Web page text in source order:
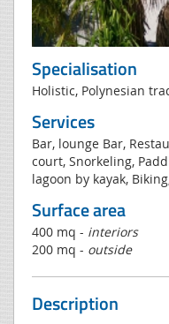
Specialisation
Holistic, Polynesian
Services
Bar, lounge Bar,
court, Snorkeling,
lagoon by kayak,
Surface area
400 mq - interiors
200 mq - outside
Description